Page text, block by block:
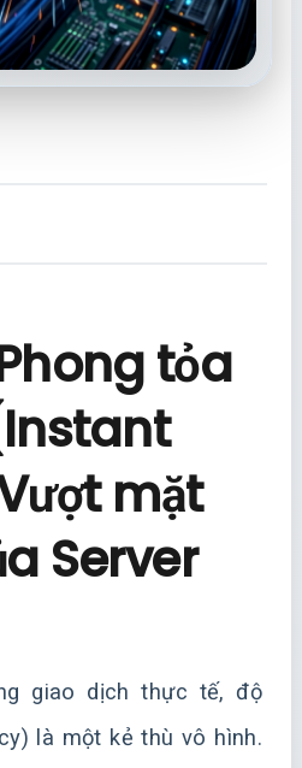
tỏa
mặt
Server
giao dịch thực tế, độ
là một kẻ thù vô hình.